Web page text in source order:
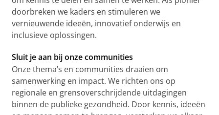
c
o
b
s
S
c
h
o
doorbreken we kaders en stimuleren we
vernieuwende ideeën, innovatief onderwijs en
inclusieve oplossingen.
Sluit je aan bij onze communities
Onze thema’s en communities draaien om
samenwerking en impact. We richten ons op
regionale en grensoverschrijdende uitdagingen
binnen de publieke gezondheid. Door kennis, ideeën